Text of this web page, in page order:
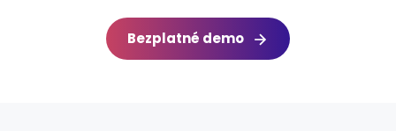
Bezplatné demo